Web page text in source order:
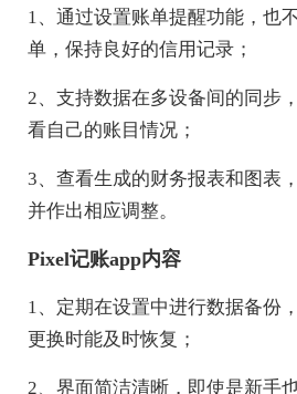
1、通过设置账单提醒功能，也
单，保持良好的信用记录；
2、支持数据在多设备间的同步
看自己的账目情况；
3、查看生成的财务报表和图表
并作出相应调整。
Pixel记账app内容
1、定期在设置中进行数据备份
更换时能及时恢复；
2、界面简洁清晰，即使是新手